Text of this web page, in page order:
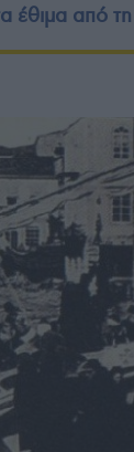
έθιμα από